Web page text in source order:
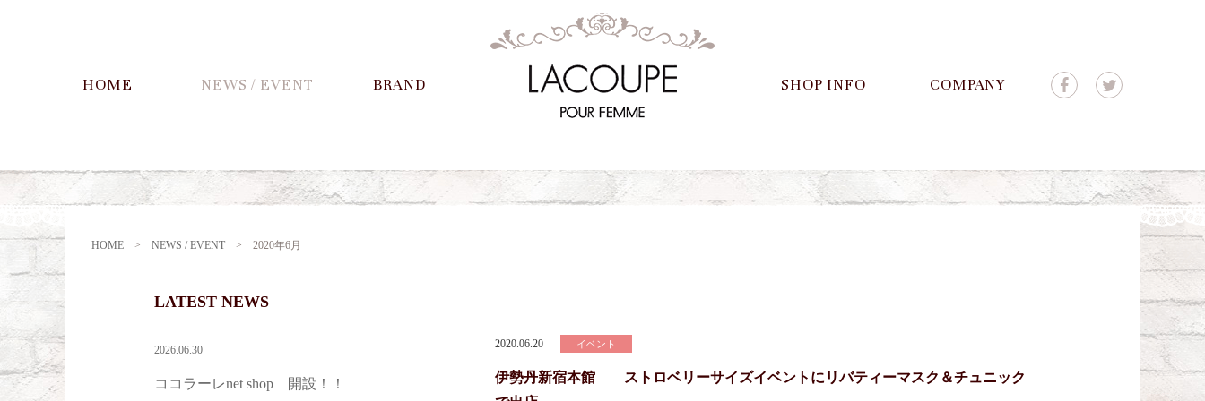
HOME NEWS / EVENT BRAND SHOP INFO COMPANY
HOME > NEWS / EVENT > 2020年6月
2020.06.20 イベント
伊勢丹新宿本館 ストロベリーサイズイベントにリバティーマスク＆チュニック
LATEST NEWS
2026.06.30
ココラーレnet shop 開設！！